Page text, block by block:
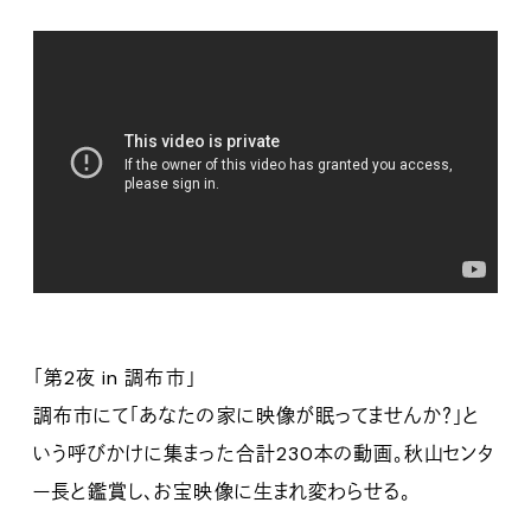
「第2夜 in 調布市」
調布市にて「あなたの家に映像が眠ってませんか？」と
いう呼びかけに集まった合計230本の動画。秋山センタ
ー長と鑑賞し、お宝映像に生まれ変わらせる。